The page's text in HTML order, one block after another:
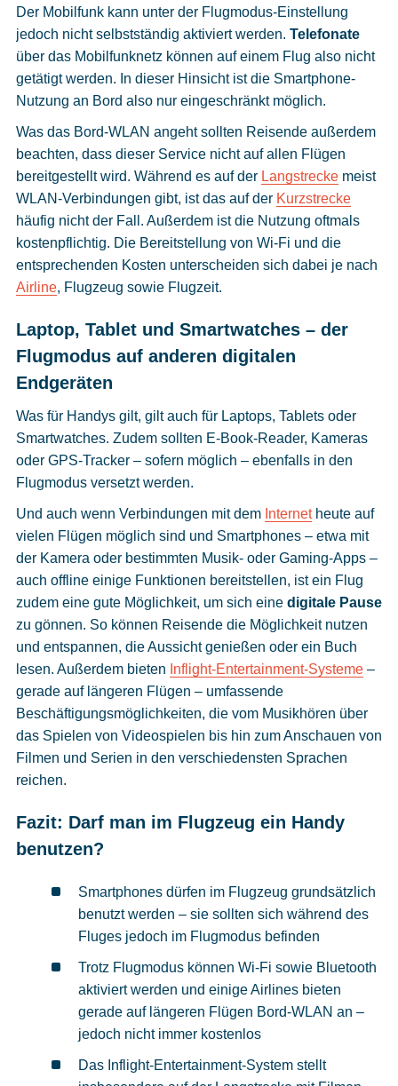
Der Mobilfunk kann unter der Flugmodus-Einstellung
jedoch nicht selbstständig aktiviert werden. Telefonate
über das Mobilfunknetz können auf einem Flug also nicht
getätigt werden. In dieser Hinsicht ist die Smartphone-
Nutzung an Bord also nur eingeschränkt möglich.
Was das Bord-WLAN angeht sollten Reisende außerdem
beachten, dass dieser Service nicht auf allen Flügen
bereitgestellt wird. Während es auf der Langstreckemeist
WLAN-Verbindungen gibt, ist das auf der Kurzstrecke
häufig nicht der Fall. Außerdem ist die Nutzung oftmals
kostenpflichtig. Die Bereitstellung von Wi-Fi und die
entsprechenden Kosten unterscheiden sich dabei je nach
Airline, Flugzeug sowie Flugzeit.
Laptop, Tablet und Smartwatches – der
Flugmodus auf anderen digitalen
Endgeräten
Was für Handys gilt, gilt auch für Laptops, Tablets oder
Smartwatches. Zudem sollten E-Book-Reader, Kameras
oder GPS-Tracker – sofern möglich – ebenfalls in den
Flugmodus versetzt werden.
Und auch wenn Verbindungen mit dem Internetheute auf
vielen Flügen möglich sind und Smartphones – etwa mit
der Kamera oder bestimmten Musik- oder Gaming-Apps –
auch offline einige Funktionen bereitstellen, ist ein Flug
zudem eine gute Möglichkeit, um sich eine digitale Pause
zu gönnen. So können Reisende die Möglichkeit nutzen
und entspannen, die Aussicht genießen oder ein Buch
lesen. Außerdem bieten Inflight-Entertainment-Systeme–
gerade auf längeren Flügen – umfassende
Beschäftigungsmöglichkeiten, die vom Musikhören über
das Spielen von Videospielen bis hin zum Anschauen von
Filmen und Serien in den verschiedensten Sprachen
reichen.
Fazit: Darf man im Flugzeug ein Handy
benutzen?
Smartphones dürfen im Flugzeug grundsätzlich
benutzt werden – sie sollten sich während des
Fluges jedoch im Flugmodus befinden
Trotz Flugmodus können Wi-Fi sowie Bluetooth
aktiviert werden und einige Airlines bieten
gerade auf längeren Flügen Bord-WLAN an –
jedoch nicht immer kostenlos
Das Inflight-Entertainment-System stellt